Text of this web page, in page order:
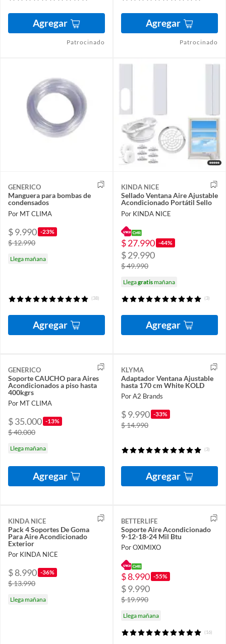
Agregar
Patrocinado
Agregar
Patrocinado
GENERICO
Manguera para bombas de
condensados
Por MT CLIMA
$ 9.990 -23%
$ 12.990
Llega mañana
(38)
Agregar
KINDA NICE
Sellado Ventana Aire Ajustable
Acondicionado Portátil Sello
Por KINDA NICE
$ 27.990 -44%
$ 29.990
$ 49.990
Llegagratismañana
(3)
Agregar
GENERICO
Soporte CAUCHO para Aires
Acondicionados a piso hasta
400kgrs
Por MT CLIMA
$ 35.000 -13%
$ 40.000
Llega mañana
Agregar
KLYMA
Adaptador Ventana Ajustable
hasta 170 cm White KOLD
Por A2 Brands
$ 9.990 -33%
$ 14.990
(3)
Agregar
KINDA NICE
Pack 4 Soportes De Goma
Para Aire Acondicionado
Exterior
Por KINDA NICE
$ 8.990 -36%
$ 13.990
Llega mañana
BETTERLIFE
Soporte Aire Acondicionado
9-12-18-24 Mil Btu
Por OXIMIXO
$ 8.990 -55%
$ 9.990
$ 19.990
Llega mañana
(16)